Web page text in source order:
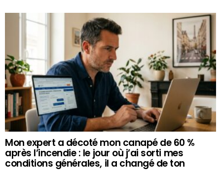
Mon expert a décoté mon canapé de 60 %
après l’incendie : le jour où j’ai sorti mes
conditions générales, il a changé de ton